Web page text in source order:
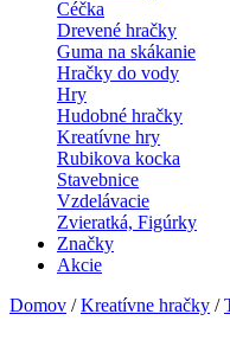
Céčka
Drevené hračky
Guma na skákanie
Hračky do vody
Hry
Hudobné hračky
Kreatívne hry
Rubikova kocka
Stavebnice
Vzdelávacie
Zvieratká, Figúrky
Značky
Akcie
Domov /Kreatívne hračky /